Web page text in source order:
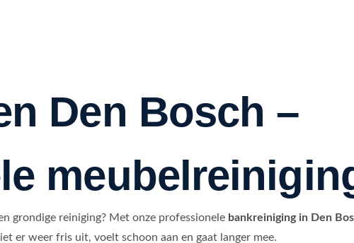
Den Bosch –
grondige reiniging? Met onze professionele bankreiniging in Den
er weer fris uit, voelt schoon aan en gaat langer mee.